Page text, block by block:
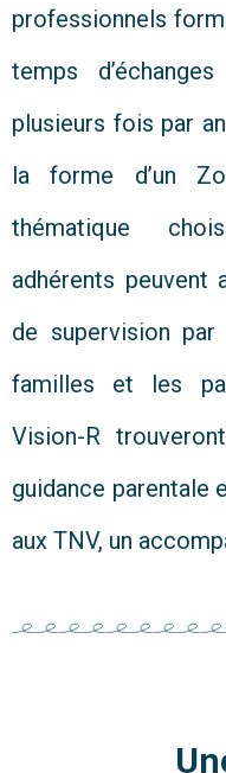
professionnels
temps
plusieurs fois par
la forme d’un
thématique
adhérents peuvent
de supervision
familles et les
Vision-R
guidance parentale
aux TNV, un